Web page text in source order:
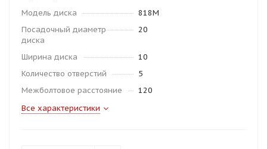
Модель диска
818M
Посадочный диаметр
диска
20
Ширина диска
10
Количество отверстий
5
Межболтовое расстояние
120
Все характеристики